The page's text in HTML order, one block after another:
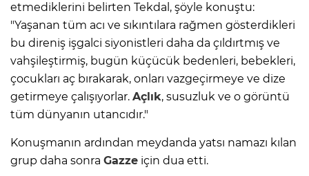
etmediklerini belirten Tekdal, şöyle konuştu:
"Yaşanan tüm acı ve sıkıntılara rağmen gösterdikleri
bu direniş işgalci siyonistleri daha da çıldırtmış ve
vahşileştirmiş, bugün küçücük bedenleri, bebekleri,
çocukları aç bırakarak, onları vazgeçirmeye ve dize
getirmeye çalışıyorlar. Açlık, susuzluk ve o görüntü
tüm dünyanın utancıdır."
Konuşmanın ardından meydanda yatsı namazı kılan
grup daha sonra Gazze için dua etti.